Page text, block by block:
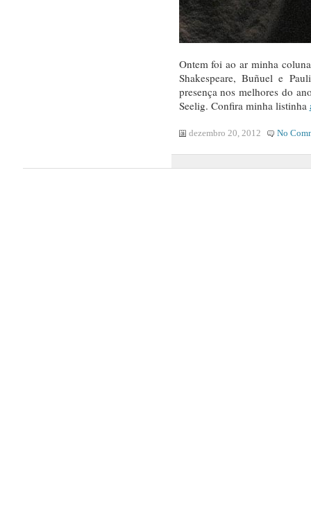
Ontem foi ao ar minha
Shakespeare, Buñuel e
presença nos melhores do
Seelig. Confira minha listinha
dezembro 20, 2012 No